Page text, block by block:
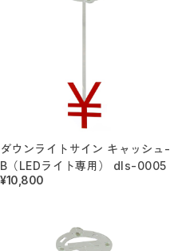
ステッカー／トイレマーク
花ブロックBOX
花ブロックパネル
アクリルトロフィー
医療関係におすすめ商品
シェアオフィスおすすめ商品
セット販売商品
A4サイズ（送料無料）
ダウンライトサイン キャッシュ-
B（LEDライト専用） dls-0005
¥10,800